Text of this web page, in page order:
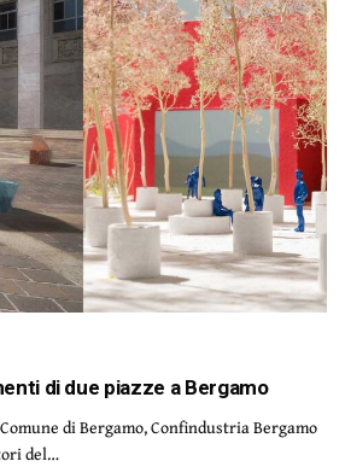
di due piazze a Bergamo
di Bergamo, Confindustria Bergamo
del…